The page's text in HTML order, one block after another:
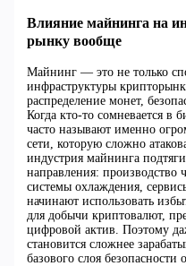
Влияние майнинга на
рынку вообще
Майнинг — это не только
инфраструктуры
распределение монет,
Когда кто-то сомневается в
часто называют именно
сети, которую сложно
индустрия майнинга
направления: производство
системы охлаждения,
начинают использовать
для добычи криптовалют,
цифровой актив. Поэтому
становится сложнее
базового слоя безопасности